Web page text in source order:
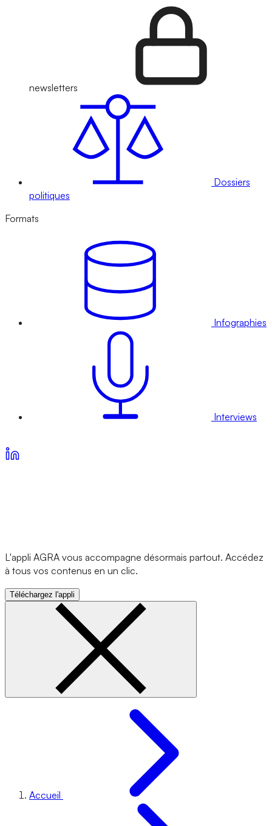
newsletters
Dossiers
politiques
Formats
Infographies
Interviews
L'appli AGRA vous accompagne désormais partout. Accédez
à tous vos contenus en un clic.
Téléchargez l'appli
Accueil